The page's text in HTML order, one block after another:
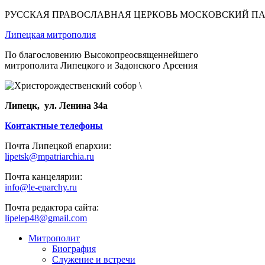
РУССКАЯ ПРАВОСЛАВНАЯ ЦЕРКОВЬ МОСКОВСКИЙ
Липецкая митрополия
По благословению Высокопреосвященнейшего
митрополита Липецкого и Задонского Арсения
Липецк, ул. Ленина 34а
Контактные телефоны
Почта Липецкой епархии:
lipetsk@mpatriarchia.ru
Почта канцелярии:
info@le-eparchy.ru
Почта редактора сайта:
lipelep48@gmail.com
Митрополит
Биография
Служение и встречи